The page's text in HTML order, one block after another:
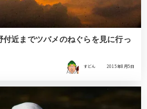
付近までツバメのねぐらを見に行っ
すどん 2015年8月5日